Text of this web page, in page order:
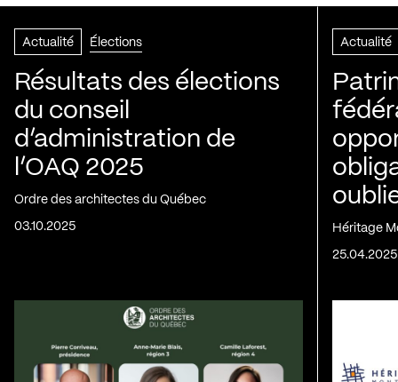
Actualité Élections
Résultats des élections
du conseil
d’administration de
l’OAQ 2025
Ordre des architectes du Québec
03.10.2025
Actualité
Héritage
25.04.2025